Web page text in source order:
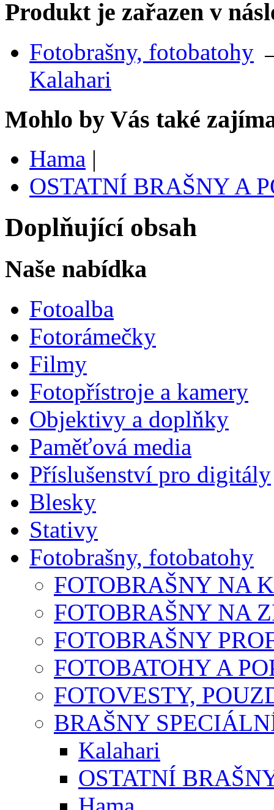
Produkt je zařazen v
Fotobrašny, fotobatohy
Kalahari
Mohlo by Vás také
Hama |
OSTATNÍ BRAŠNY A
Doplňující obsah
Naše nabídka
Fotoalba
Fotorámečky
Filmy
Fotopřístroje a kamery
Objektivy a doplňky
Paměťová media
Příslušenství pro digitály
Blesky
Stativy
Fotobrašny, fotobatohy
FOTOBRAŠNY NA
FOTOBRAŠNY NA
FOTOBRAŠNY
FOTOBATOHY A
FOTOVESTY,
BRAŠNY
Kalahari
OSTATNÍ